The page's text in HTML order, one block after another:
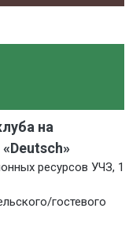
на
ресурсов УЧЗ, 1
гостевого